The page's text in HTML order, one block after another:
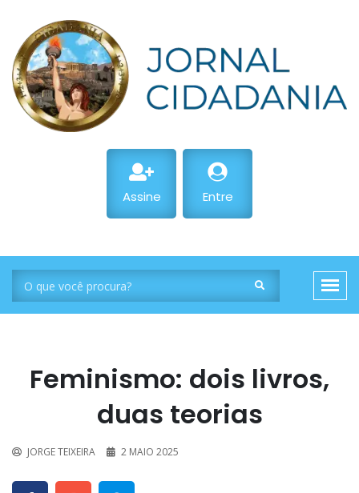
Assine Entre
Feminismo: dois livros,
duas teorias
JORGE TEIXEIRA 2 MAIO 2025